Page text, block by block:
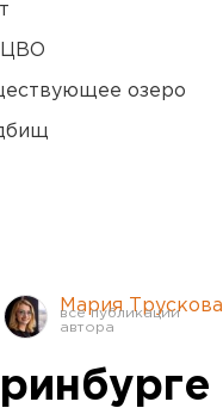
ЦВО
озеро
Мария Трускова